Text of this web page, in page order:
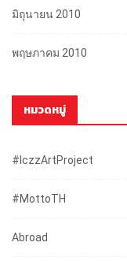
มิถุนายน 2010
พฤษภาคม 2010
หมวดหมู่
#iczzArtProject
#mottoTH
Abroad